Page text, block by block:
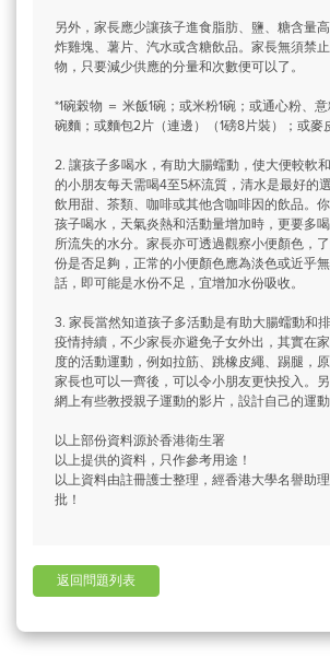
另外，家長應少讓孩子進食脂肪、鹽、糖含量
炸雞塊、薯片、汽水或含糖飲品。家長無須禁
物，只要減少供應的分量和次數便可以了。
*1碗榖物 ＝ 米飯1碗；或米粉1碗；或通心粉、
碗麵；或麵包2片（連邊）（1磅8片裝）；或麥
2. 讓孩子多喝水，有助大腸蠕動，使大便較軟
的小朋友每天需喝4至5杯流質，清水是最好的
飲用甜、茶類、咖啡或其他含咖啡因的飲品。
孩子喝水，天氣炎熱和活動量增加時，更要多
所流失的水分。家長亦可透過觀察小便顏色，
份是否足夠，正常的小便顏色應為淡色或近乎
話，即可能是水份不足，宜增加水份吸收。
3. 家長當然知道孩子多活動是有助大腸蠕動和
疫情持續，不少家長亦避免子女外出，其實在
度的活動運動，例如拉筋、跳橡皮繩、踢腿，
家長也可以一齊後，可以令小朋友更快投入。
網上有些教授親子運動的影片，設計自己的運動
以上部份資料源於香港衛生署
以上提供的資料，只作參考用途！
以上資料由註冊護士整理，經香港大學名譽助
批！
返回問題列表